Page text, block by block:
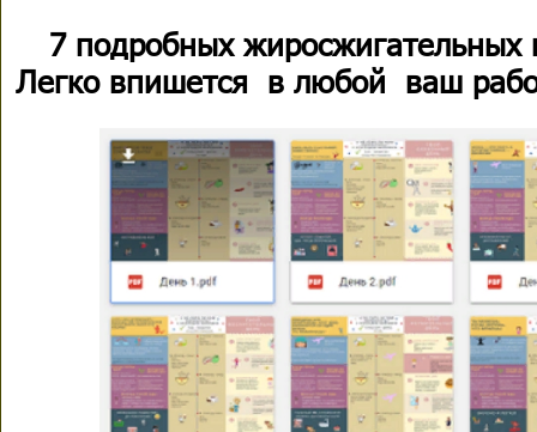
7 подробных
Легко впишется в любой ваш